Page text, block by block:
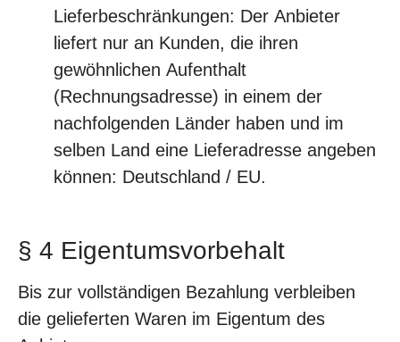
Lieferbeschränkungen: Der Anbieter
liefert nur an Kunden, die ihren
gewöhnlichen Aufenthalt
(Rechnungsadresse) in einem der
nachfolgenden Länder haben und im
selben Land eine Lieferadresse angeben
können: Deutschland / EU.
§ 4 Eigentumsvorbehalt
Bis zur vollständigen Bezahlung verbleiben
die gelieferten Waren im Eigentum des